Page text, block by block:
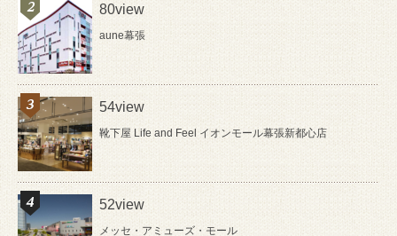
80view
aune幕張
54view
靴下屋 Life and Feel イオンモール幕張新都心店
52view
メッセ・アミューズ・モール